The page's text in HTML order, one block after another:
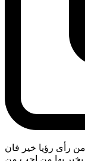
من رأى رؤيا خير فان
يخبر بها من احب من